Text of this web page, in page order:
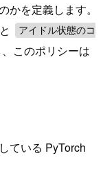
を定義します。
と
アイドル状態のコ
このポリシーは
ている PyTorch